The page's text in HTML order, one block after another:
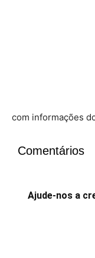
com informações
Comentários
Ajude-nos a